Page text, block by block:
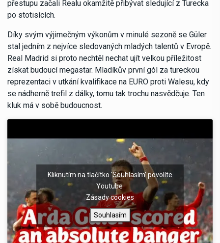
přestupu začali Realu okamžitě přibývat sledující z Turecka
po stotisících.
Díky svým výjimečným výkonům v minulé sezoně se Güler
stal jedním z nejvíce sledovaných mladých talentů v Evropě.
Real Madrid si proto nechtěl nechat ujít velkou příležitost
získat budoucí megastar. Mladíkův první gól za tureckou
reprezentaci v utkání kvalifikace na EURO proti Walesu, kdy
se nádherně trefil z dálky, tomu tak trochu nasvědčuje. Ten
kluk má v sobě budoucnost.
Kliknutím na tlačítko 'Souhlasím' povolíte
Youtube
Zásady cookies
Souhlasím